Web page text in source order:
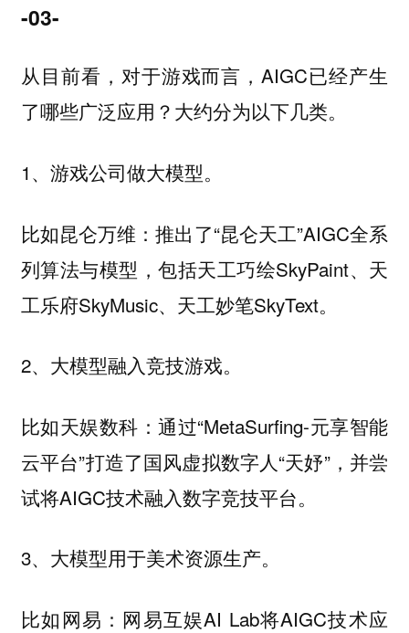
-03-
从目前看，对于游戏而言，AIGC已经产生
了哪些广泛应用？大约分为以下几类。
1、游戏公司做大模型。
比如昆仑万维：推出了“昆仑天工”AIGC全系
列算法与模型，包括天工巧绘SkyPaint、天
工乐府SkyMusic、天工妙笔SkyText。
2、大模型融入竞技游戏。
比如天娱数科：通过“MetaSurfing-元享智能
云平台”打造了国风虚拟数字人“天妤”，并尝
试将AIGC技术融入数字竞技平台。
3、大模型用于美术资源生产。
比如网易：网易互娱AI Lab将AIGC技术应